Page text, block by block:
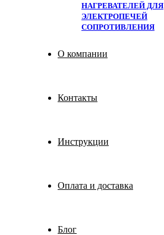
НАГРЕВАТЕЛЕЙ ДЛЯ
ЭЛЕКТРОПЕЧЕЙ
СОПРОТИВЛЕНИЯ
О компании
Контакты
Инструкции
Оплата и доставка
Блог